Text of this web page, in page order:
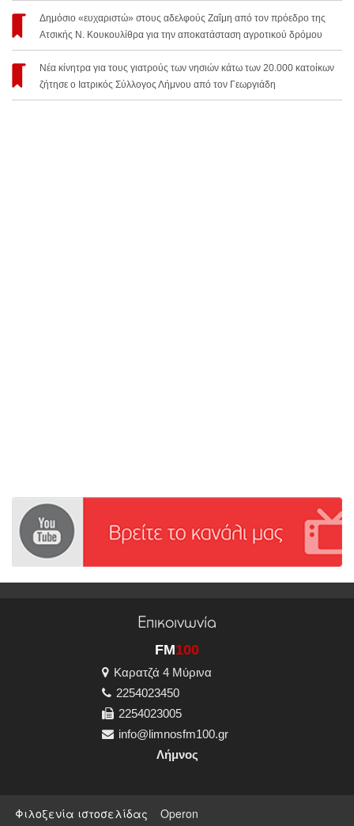
Δημόσιο «ευχαριστώ» στους αδελφούς Ζαΐμη από τον πρόεδρο της
Ατσικής Ν. Κουκουλίθρα για την αποκατάσταση αγροτικού δρόμου
Νέα κίνητρα για τους γιατρούς των νησιών κάτω των 20.000 κατοίκων
ζήτησε ο Ιατρικός Σύλλογος Λήμνου από τον Γεωργιάδη
Επικοινωνία
FM100
Καρατζά 4 Μύρινα
2254023450
2254023005
info@limnosfm100.gr
Λήμνος
Φιλοξενία ιστοσελίδας Operon